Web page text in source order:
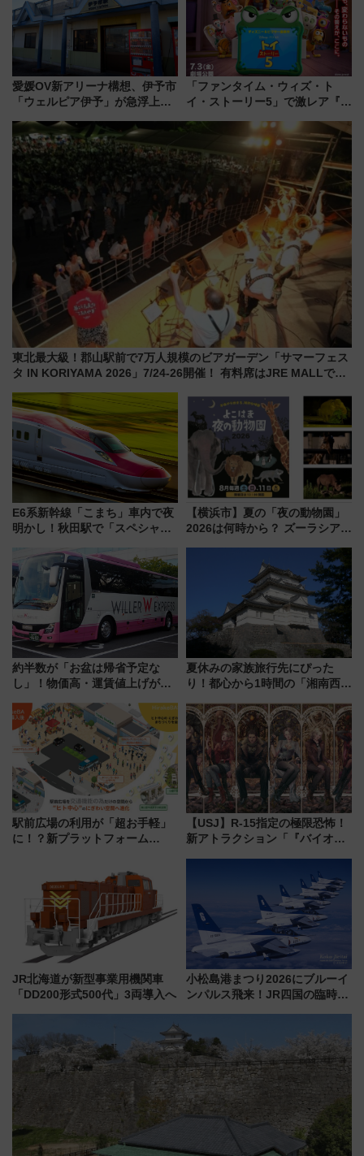
愛媛OV新アリーナ構想、伊予市
「ウェルピア伊予」が急浮上！
で探る鉄道アクセスの未来
「ファンタイム・ウィズ・ト
イ・ストーリー5」で激レア『ロ
デコレーションも徹底解説
東北最大級！郡山駅前で7万人規模のビアガーデン「サマーフェス
タ IN KORIYAMA 2026」7/24-26開催！ 有料席はJRE MALLで予
E6系新幹線「こまち」車内で夜
明かし！秋田駅で「スペシャル
法は？
【横浜市】夏の「夜の動物園」
2026は何時から？ ズーラシア・
見どころ、限定イベントを徹底
約半数が「お盆は帰省予定な
し」！物価高・運賃値上げが財
りたいけど……【WILLER お盆
帰省動向調査】
夏休みの家族旅行先にぴった
り！都心から1時間の「湘南西エ
島とは異なる魅力を持つ今夏の
注目スポット
駅前広場の利用が「超お手軽」
に！？新プラットフォーム
マホで簡単申請 物販や演奏会な
どに【JR東日本】
【USJ】R-15指定の極限恐怖！
新アトラクション「『バイオハ
JR北海道が新型事業用機関車
「DD200形式500代」3両導入へ
小松島港まつり2026にブルーイ
ンパルス飛来！JR四国の臨時ダ